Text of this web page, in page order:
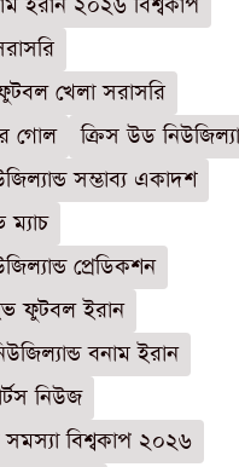
খেলা সরাসরি
গোল
ক্রিস উড
সম্ভাব্য একাদশ
ম্যাচ
প্রেডিকশন
ফুটবল ইরান
বনাম ইরান
নিউজ
সমস্যা বিশ্বকাপ ২০২৬